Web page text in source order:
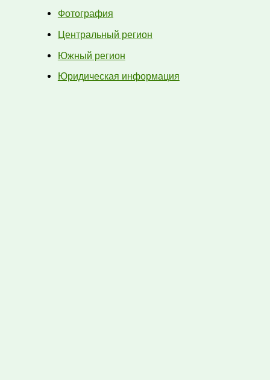
Фотография
Центральный регион
Южный регион
Юридическая информация